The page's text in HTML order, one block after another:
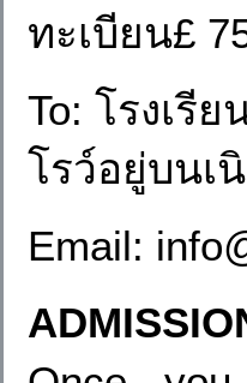
ทะเบียน£
To: โรงเรี
โรว์อยู่บนเ
Email: